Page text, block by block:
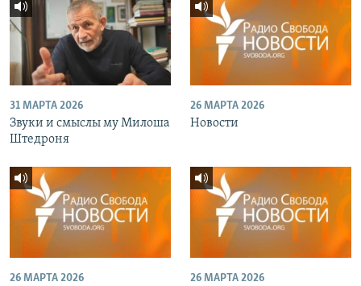
31 МАРТА 2026
Звуки и смыслы му Милоша
Штедроня
26 МАРТА 2026
Новости
26 МАРТА 2026 26 МАРТА 2026